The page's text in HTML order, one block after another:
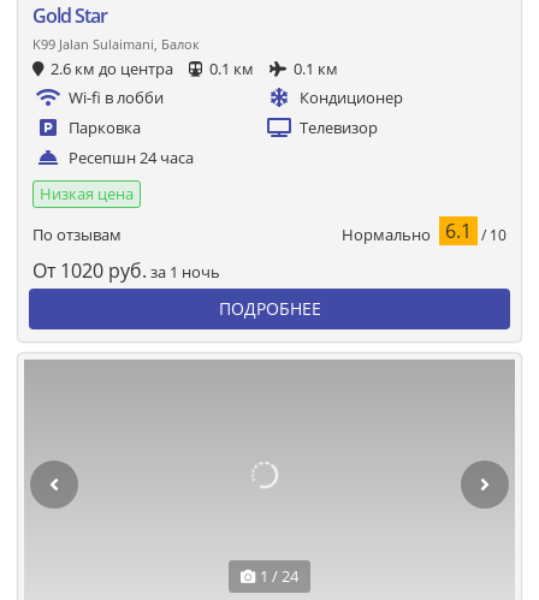
Gold Star
K99 Jalan Sulaimani, Балок
2.6 км до центра 0.1 км
0.1 км
Wi-fi в лобби
Кондиционер
Парковка
Телевизор
Ресепшн 24 часа
Низкая цена
По отзывам
Нормально 6.1 / 10
От 1020 руб. за 1 ночь
ПОДРОБНЕЕ
1 / 24